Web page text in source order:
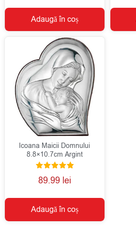
Adaugă în coș
Icoana Maicii Domnului
8.8×10.7cm Argint
Evaluat la
5.00
89.99 lei
Adaugă în coș